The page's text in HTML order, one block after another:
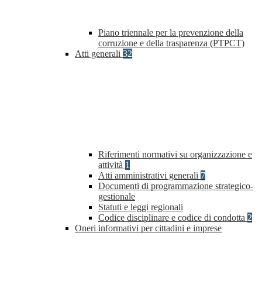
Piano triennale per la prevenzione della
corruzione e della trasparenza (PTPCT)
Atti generali 32
Riferimenti normativi su organizzazione e
attività 1
Atti amministrativi generali 7
Documenti di programmazione strategico-
gestionale
Statuti e leggi regionali
Codice disciplinare e codice di condotta 2
Oneri informativi per cittadini e imprese